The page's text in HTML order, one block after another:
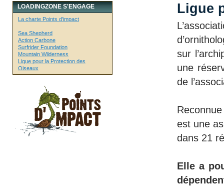
LOADINGZONE S'ENGAGE
La charte Points d'impact
Sea Shepherd
Action Carbone
Surfrider Foundation
Mountain Wilderness
Ligue pour la Protection des
Oiseaux
Ligue
sur
une
de
est une
dans 21
Elle a